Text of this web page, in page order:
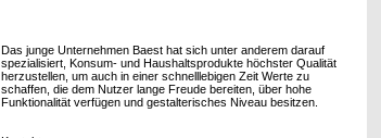
Das junge Unternehmen Baest hat sich unter anderem darauf
spezialisiert, Konsum- und Haushaltsprodukte höchster Qualität
herzustellen, um auch in einer schnelllebigen Zeit Werte zu
schaffen, die dem Nutzer lange Freude bereiten, über hohe
Funktionalität verfügen und gestalterisches Niveau besitzen.